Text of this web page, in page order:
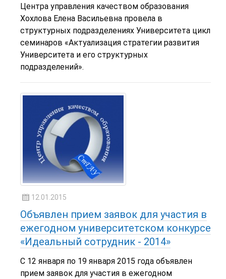
Центра управления качеством образования
Хохлова Елена Васильевна провела в
структурных подразделениях Университета цикл
семинаров «Актуализация стратегии развития
Университета и его структурных
подразделений».
12.01.2015
Объявлен прием заявок для участия в
ежегодном университетском конкурсе
«Идеальный сотрудник - 2014»
С 12 января по 19 января 2015 года объявлен
прием заявок для участия в ежегодном